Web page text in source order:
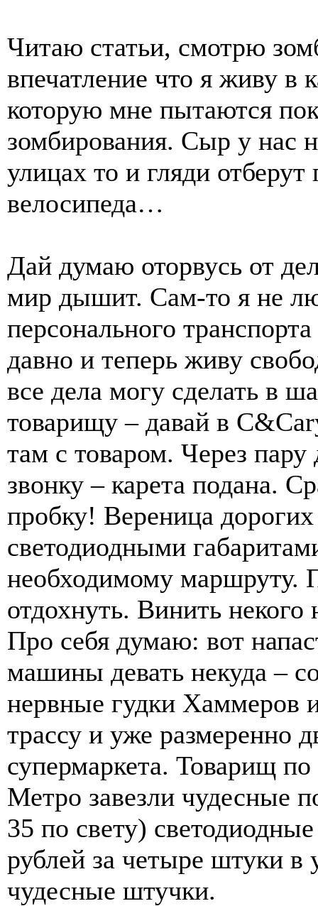
Читаю статьи, смотрю
впечатление что я живу в
которую мне пытаются
зомбирования. Сыр у нас
улицах то и гляди
велосипеда…
Дай думаю оторвусь от
мир дышит. Сам-то я не
персонального
давно и теперь живу
все дела могу сделать в
товарищу – давай в
там с товаром. Через
звонку – карета подана.
пробку! Вереница
светодиодными
необходимому маршруту.
отдохнуть. Винить
Про себя думаю: вот
машины девать некуда –
нервные гудки Хаммеров
трассу и уже размеренно
супермаркета. Товарищ по
Метро завезли чудесные
35 по свету)
рублей за четыре штуки в
чудесные штучки.